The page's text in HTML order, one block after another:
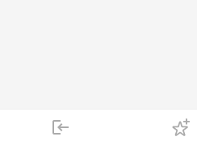
login
下單